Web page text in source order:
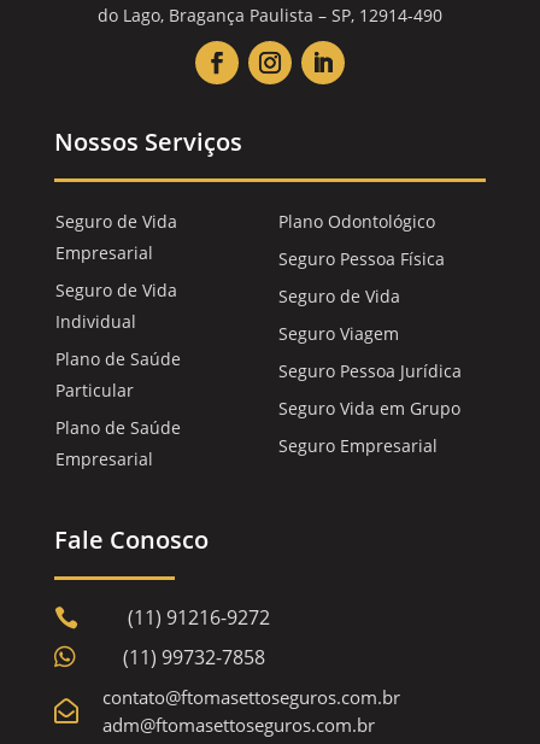
do Lago, Bragança Paulista – SP, 12914-490
Nossos Serviços
Seguro de Vida
Empresarial
Seguro de Vida
Individual
Plano de Saúde
Particular
Plano de Saúde
Empresarial
Plano Odontológico
Seguro Pessoa Física
Seguro de Vida
Seguro Viagem
Seguro Pessoa Jurídica
Seguro Vida em Grupo
Seguro Empresarial
Fale Conosco
 (11) 91216-9272
 (11) 99732-7858

contato@ftomasettoseguros.com.br
adm@ftomasettoseguros.com.br